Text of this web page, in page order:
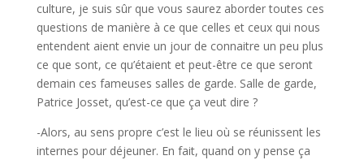
culture, je suis sûr que vous saurez aborder toutes ces
questions de manière à ce que celles et ceux qui nous
entendent aient envie un jour de connaitre un peu plus
ce que sont, ce qu’étaient et peut-être ce que seront
demain ces fameuses salles de garde. Salle de garde,
Patrice Josset, qu’est-ce que ça veut dire ?
-Alors, au sens propre c’est le lieu où se réunissent les
internes pour déjeuner. En fait, quand on y pense ça